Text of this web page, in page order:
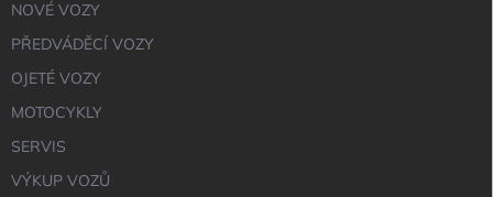
NOVÉ VOZY
PŘEDVÁDĚCÍ VOZY
OJETÉ VOZY
MOTOCYKLY
SERVIS
VÝKUP VOZŮ